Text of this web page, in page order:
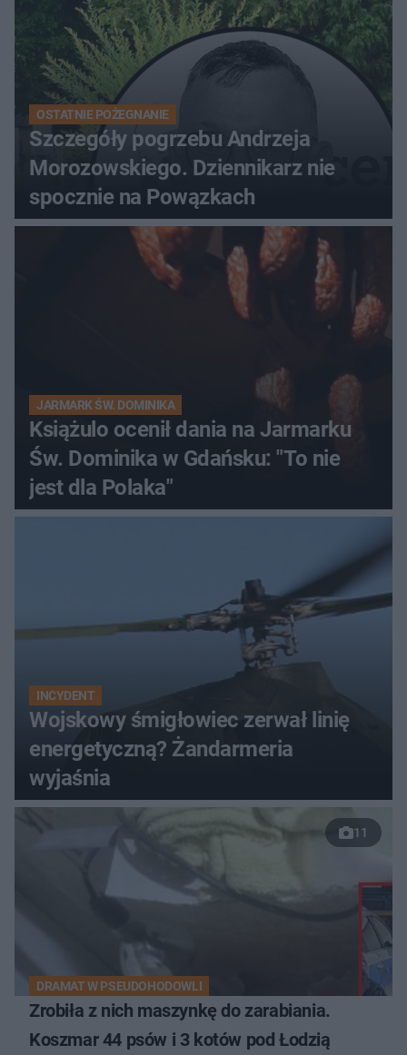
OSTATNIE POŻEGNANIE
Szczegóły pogrzebu Andrzeja
Morozowskiego. Dziennikarz nie
spocznie na Powązkach
JARMARK ŚW. DOMINIKA
Książulo ocenił dania na Jarmarku
Św. Dominika w Gdańsku: "To nie
jest dla Polaka"
INCYDENT
Wojskowy śmigłowiec zerwał linię
energetyczną? Żandarmeria
wyjaśnia
11
DRAMAT W PSEUDOHODOWLI
Zrobiła z nich maszynkę do zarabiania.
Koszmar 44 psów i 3 kotów pod Łodzią